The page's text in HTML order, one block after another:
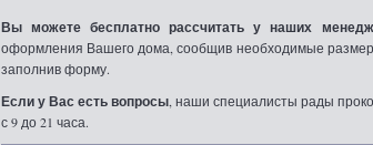
Вы можете бесплатно рассчитать у наших
оформления Вашего дома, сообщив необходимые
заполнив форму.
Если у Вас есть вопросы , наши специалисты рады
с 9 до 21 часа.